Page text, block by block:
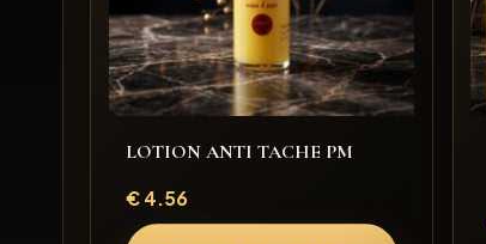
LOTION ANTI TACHE PM
€4.56